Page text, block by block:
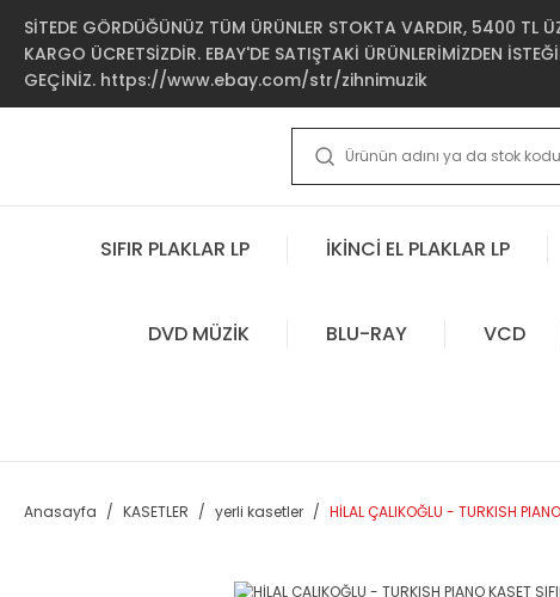
SİTEDE GÖRDÜĞÜNÜZ TÜM ÜRÜNLER STOKTA VARDIR, 5400 TL
KARGO ÜCRETSİZDİR. EBAY'DE SATIŞTAKİ ÜRÜNLERİMİZDEN
GEÇİNİZ. https://www.ebay.com/str/zihnimuzik
SIFIR PLAKLAR LP İKİNCİ EL PLAKLAR LP
DVD MÜZİK BLU-RAY VCD
Anasayfa KASETLER yerli kasetler HİLAL ÇALIKOĞLU - TURKISH